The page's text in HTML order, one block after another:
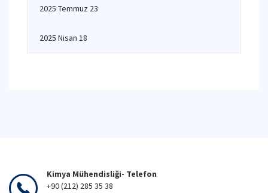
2025 Temmuz 23
2025 Nisan 18
Kimya Mühendisliği- Telefon
+90 (212) 285 35 38